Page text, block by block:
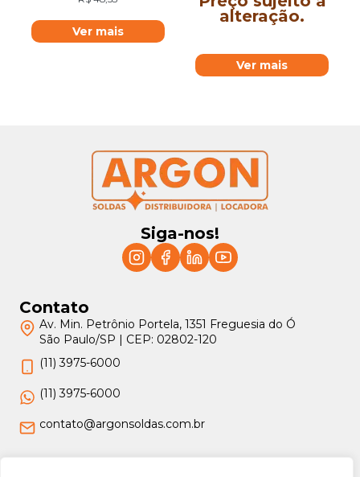
Ver mais
alteração.
Ver mais
Siga-nos!
Contato
Av. Min. Petrônio Portela, 1351 Freguesia do Ó
São Paulo/SP | CEP: 02802-120
(11) 3975-6000
(11) 3975-6000
contato@argonsoldas.com.br